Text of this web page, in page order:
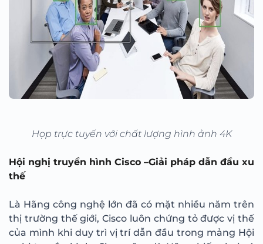
Họp trực tuyến với chất lượng hình ảnh 4K
Hội nghị truyền hình Cisco –Giải pháp dẫn đầu xu
thế
Là Hãng công nghệ lớn đã có mặt nhiều năm trên
thị trường thế giới, Cisco luôn chứng tỏ được vị thế
của mình khi duy trì vị trí dẫn đầu trong mảng Hội